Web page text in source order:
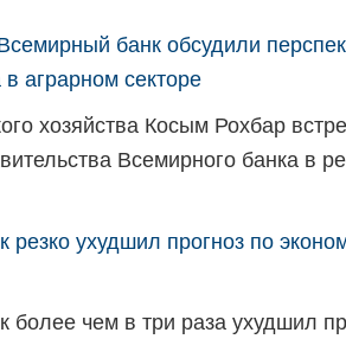
банк обсудили
в аграрном секторе
хозяйства Косым Рохбар
Всемирного банка в
резко ухудшил прогноз по
более чем в три раза ухудшил